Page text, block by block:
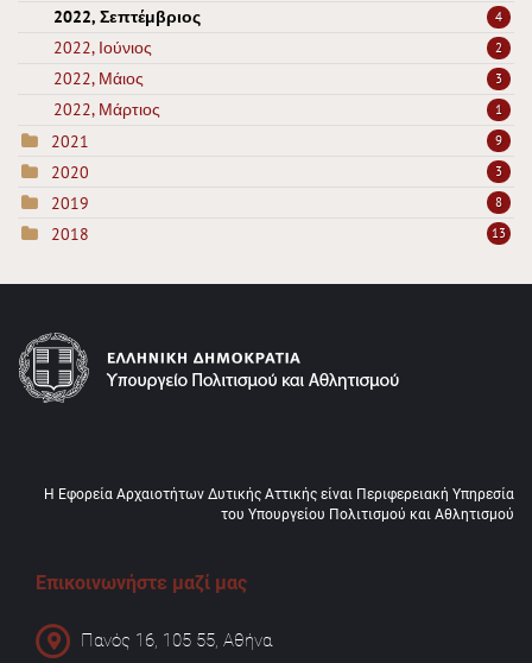
2022, Σεπτέμβριος 4
2022, Ιούνιος 2
2022, Μάιος 3
2022, Μάρτιος 1
2021 9
2020 3
2019 8
2018 13
Η Εφορεία Αρχαιοτήτων Δυτικής Αττικής είναι Περιφερειακή Υπηρεσία
του Υπουργείου Πολιτισμού και Αθλητισμού
Επικοινωνήστε μαζί μας
Πανός 16, 105 55, Αθήνα